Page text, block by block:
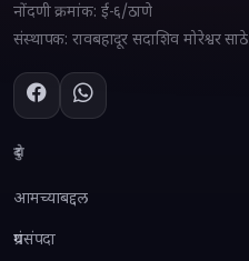
नोंदणी क्रमांक: ई-६/ठाणे
संस्थापक: रावबहादूर सदाशिव मोरेश्वर साठे
दुवे
आमच्याबद्दल
ग्रंथसंपदा